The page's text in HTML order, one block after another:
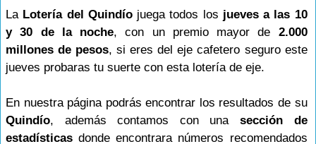
La Lotería del Quindíojuega todos los jueves a las 10
y 30 de la noche, con un premio mayor de 2.000
millones de pesos, si eres del eje cafetero seguro este
jueves probaras tu suerte con esta lotería de eje.
En nuestra página podrás encontrar los resultados de su
Quindío, además contamos con una sección de
estadísticas donde encontrara números recomendados